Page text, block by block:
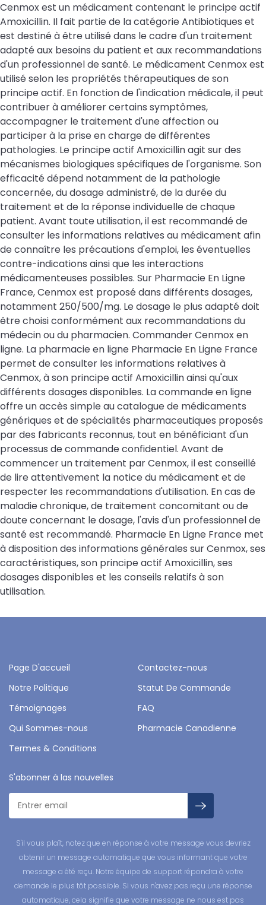
Cenmox est un médicament contenant le principe actif
Amoxicillin. Il fait partie de la catégorie Antibiotiques et
est destiné à être utilisé dans le cadre d'un traitement
adapté aux besoins du patient et aux recommandations
d'un professionnel de santé. Le médicament Cenmox est
utilisé selon les propriétés thérapeutiques de son
principe actif. En fonction de l'indication médicale, il peut
contribuer à améliorer certains symptômes,
accompagner le traitement d'une affection ou
participer à la prise en charge de différentes
pathologies. Le principe actif Amoxicillin agit sur des
mécanismes biologiques spécifiques de l'organisme. Son
efficacité dépend notamment de la pathologie
concernée, du dosage administré, de la durée du
traitement et de la réponse individuelle de chaque
patient. Avant toute utilisation, il est recommandé de
consulter les informations relatives au médicament afin
de connaître les précautions d'emploi, les éventuelles
contre-indications ainsi que les interactions
médicamenteuses possibles. Sur Pharmacie En Ligne
France, Cenmox est proposé dans différents dosages,
notamment 250/500/mg. Le dosage le plus adapté doit
être choisi conformément aux recommandations du
médecin ou du pharmacien. Commander Cenmox en
ligne. La pharmacie en ligne Pharmacie En Ligne France
permet de consulter les informations relatives à
Cenmox, à son principe actif Amoxicillin ainsi qu'aux
différents dosages disponibles. La commande en ligne
offre un accès simple au catalogue de médicaments
génériques et de spécialités pharmaceutiques proposés
par des fabricants reconnus, tout en bénéficiant d'un
processus de commande confidentiel. Avant de
commencer un traitement par Cenmox, il est conseillé
de lire attentivement la notice du médicament et de
respecter les recommandations d'utilisation. En cas de
maladie chronique, de traitement concomitant ou de
doute concernant le dosage, l'avis d'un professionnel de
santé est recommandé. Pharmacie En Ligne France met
à disposition des informations générales sur Cenmox, ses
caractéristiques, son principe actif Amoxicillin, ses
dosages disponibles et les conseils relatifs à son
utilisation.
Page D'accueil
Contactez-nous
Notre Politique
Statut De Commande
Témoignages
FAQ
Qui Sommes-nous
Pharmacie Canadienne
Termes & Conditions
S'abonner à las nouvelles
S'il vous plaît, notez que en réponse à votre message vous devriez
obtenir un message automatique que vous informant que votre
message a été reçu. Notre équipe de support répondra à votre
demande le plus tôt possible. Si vous n'avez pas reçu une réponse
automatique, cela signifie que votre message ne nous est pas